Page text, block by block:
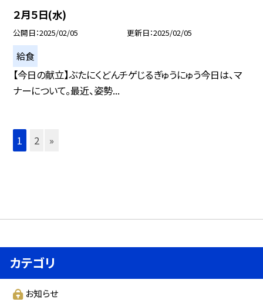
２月５日(水)
公開日 2025/02/05 更新日 2025/02/05
給食
【今日の献立】ぶたにくどんチゲじるぎゅうにゅう今日は、マ
ナーについて。最近、姿勢...
1 2 »
カテゴリ
お知らせ